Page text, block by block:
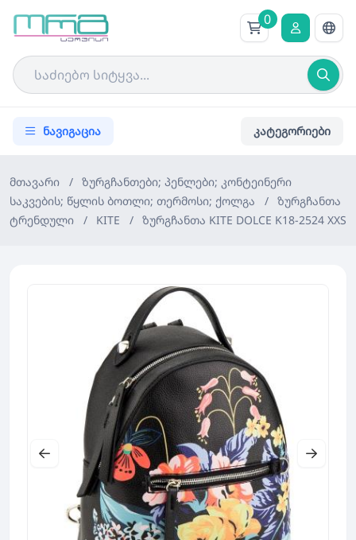
0
ნავიგაცია კატეგორიები
მთავარი /
ზურგჩანთები; პენლები; კონტეინერი
საკვების; წყლის ბოთლი; თერმოსი; ქოლგა
/
ზურგჩანთა
ტრენდული
/ KITE / ზურგჩანთა KITE DOLCE K18-2524 XXS